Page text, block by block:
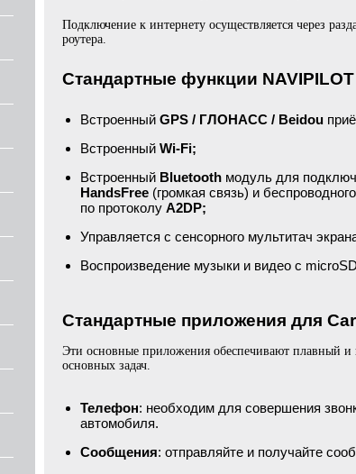
Подключение к интернету осуществляется через
роутера.
Стандартные функции
Встроенный GPS / ГЛОНАСС / Beidou
Встроенный Wi-Fi;
Встроенный Bluetooth модуль для
HandsFree (громкая связь) и
по протоколу A2DP;
Управляется с сенсорного мультитач
Воспроизведение музыки и видео с
Стандартные приложения для
Эти основные приложения обеспечивают плавный и
основных задач.
Телефон: необходим для совершения
автомобиля.
Сообщения: отправляйте и получайте